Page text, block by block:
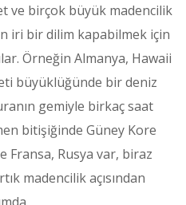
ve birçok büyük madencilik
iri bir dilim kapabilmek için
Örneğin Almanya, Hawaii
büyüklüğünde bir deniz
gemiyle birkaç saat
bitişiğinde Güney Kore
Fransa, Rusya var, biraz
madencilik açısından